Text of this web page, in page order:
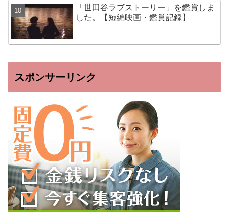
「世田谷ラブストーリー」を鑑賞しま
した。【短編映画・鑑賞記録】
スポンサーリンク